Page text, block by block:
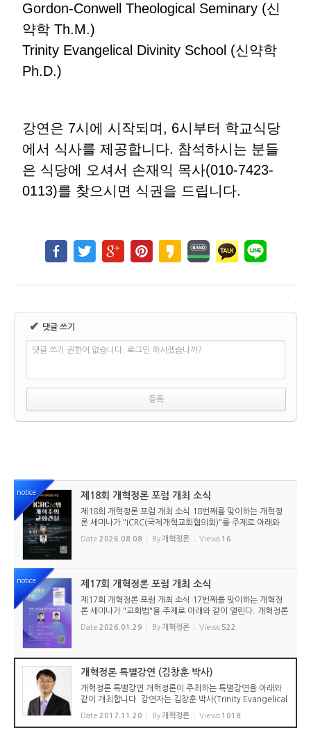
Gordon-Conwell Theological Seminary (신
약학 Th.M.)
Trinity Evangelical Divinity School (신약학
Ph.D.)
강연은 7시에 시작되며, 6시부터 학교식당
에서 식사를 제공합니다. 참석하시는 분들
은 식당에 오셔서 손재익 목사(010-7423-
0113)를 찾으시면 식권을 드립니다.
✔ 댓글 쓰기
댓글 쓰기 권한이 없습니다. 로그인 하시겠습니까?
notice 제18회 개혁정론 포럼 개최 소식
제18회 개혁정론 포럼 개최 소식 18번째를 맞이하는 개혁정
론 세미나가 "ICRC(국제개혁교회협의회)"를 주제로 아래와
같이 열린다. 개혁정론은 매년 겨울과 여름에 오프라인 세미나
를 개최해서 독자들과 소통하는 시간을 가지고 있다. 그동안
Date 2026.08.08 By 개혁정론 Views 16
notice 제17회 개혁정론 포럼 개최 소식
제17회 개혁정론 포럼 개최 소식 17번째를 맞이하는 개혁정
론 세미나가 "교회법"을 주제로 아래와 같이 열린다. 개혁정론
은 매년 겨울과 여름에 오프라인 세미나를 개최해서 독자들과
소통하는 시간을 가지고 있다. 이번에는 『김집사가 알아야 할
Date 2026.01.29 By 개혁정론 Views 522
개혁정론 특별강연 (김창훈 박사)
개혁정론 특별강연 개혁정론이 주최하는 특별강연을 아래와
같이 개최합니다. 강연자는 김창훈 박사(Trinity Evangelical
Divinity School. 신약학 Ph.D.)입니다. 최근에 박사학위를
마치고 귀국하신 분입니다. 관심 있으신 분들의 많은 참여 바
Date 2017.11.20 By 개혁정론 Views 1018